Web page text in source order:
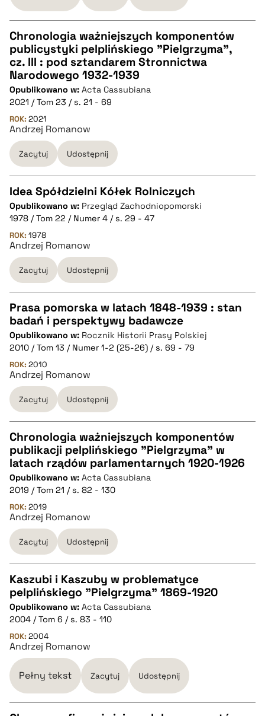
pobierz cytat
CZYSTY TEKST
pobierz cytat
BIBTEX
pobierz cytat
Chronologia ważniejszych komponentów
publicystyki pelplińskiego "Pielgrzyma",
cz. III : pod sztandarem Stronnictwa
Narodowego 1932-1939
Opublikowano w: Acta Cassubiana
2021 / Tom 23 / s. 21 - 69
ROK: 2021
Andrzej Romanow
Zacytuj Udostępnij
CZYSTY TEKST
pobierz cytat
BIBTEX
pobierz cytat
Idea Spółdzielni Kółek Rolniczych
Opublikowano w: Przegląd Zachodniopomorski
1978 / Tom 22 / Numer 4 / s. 29 - 47
ROK: 1978
Andrzej Romanow
Zacytuj Udostępnij
CZYSTY TEKST
pobierz cytat
BIBTEX
pobierz cytat
Prasa pomorska w latach 1848-1939 : stan
badań i perspektywy badawcze
Opublikowano w: Rocznik Historii Prasy Polskiej
2010 / Tom 13 / Numer 1-2 (25-26) / s. 69 - 79
ROK: 2010
Andrzej Romanow
Zacytuj Udostępnij
CZYSTY TEKST
pobierz cytat
BIBTEX
pobierz cytat
Chronologia ważniejszych komponentów
publikacji pelplińskiego "Pielgrzyma" w
latach rządów parlamentarnych 1920-1926
Opublikowano w: Acta Cassubiana
2019 / Tom 21 / s. 82 - 130
ROK: 2019
Andrzej Romanow
Zacytuj Udostępnij
CZYSTY TEKST
pobierz cytat
BIBTEX
pobierz cytat
Kaszubi i Kaszuby w problematyce
pelplińskiego "Pielgrzyma" 1869-1920
Opublikowano w: Acta Cassubiana
2004 / Tom 6 / s. 83 - 110
ROK: 2004
Andrzej Romanow
Pełny tekst Zacytuj Udostępnij